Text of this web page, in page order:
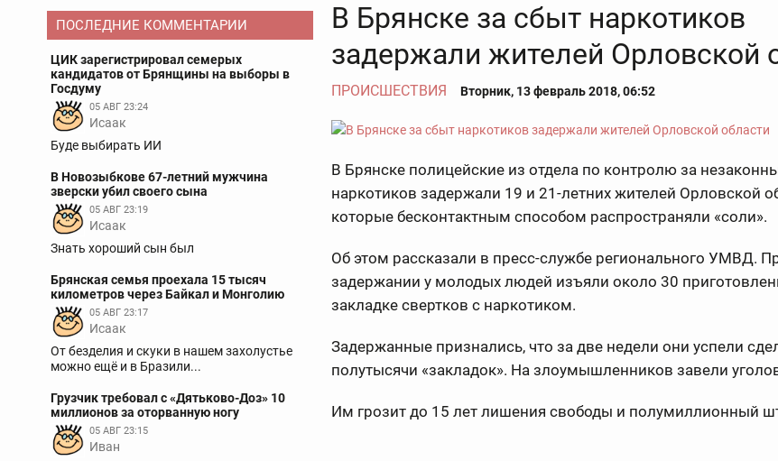
ПОСЛЕДНИЕ КОММЕНТАРИИ
ЦИК зарегистрировал семерых
кандидатов от Брянщины на выборы в
Госдуму
05 АВГ 23:24
Исаак
Буде выбирать ИИ
В Новозыбкове 67-летний мужчина
зверски убил своего сына
05 АВГ 23:19
Исаак
Знать хороший сын был
Брянская семья проехала 15 тысяч
километров через Байкал и Монголию
05 АВГ 23:17
Исаак
От безделия и скуки в нашем захолустье
можно ещё и в Бразили...
Грузчик требовал с «Дятьково-Доз» 10
миллионов за оторванную ногу
05 АВГ 23:15
Иван
В Брянске за сбыт наркотиков
задержали жителей Орловской
ПРОИСШЕСТВИЯ Вторник, 13 февраль 2018, 06:52
В Брянске полицейские из отдела по контролю за
наркотиков задержали 19 и 21-летних жителей Орловской
которые бесконтактным способом распространяли «соли».
Об этом рассказали в пресс-службе регионального УМВД.
задержании у молодых людей изъяли около 30
закладке свертков с наркотиком.
Задержанные признались, что за две недели они успели
полутысячи «закладок». На злоумышленников завели
Им грозит до 15 лет лишения свободы и полумиллионный